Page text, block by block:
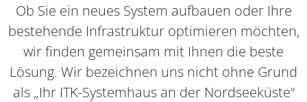
Ob Sie ein neues System aufbauen oder Ihre
bestehende Infrastruktur optimieren möchten,
wir finden gemeinsam mit Ihnen die beste
Lösung. Wir bezeichnen uns nicht ohne Grund
als „Ihr ITK-Systemhaus an der Nordseeküste“